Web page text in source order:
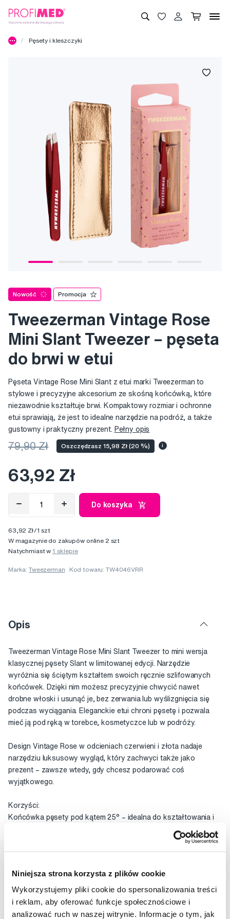
Niniejsza strona korzysta z plików cookie
Wykorzystujemy pliki cookie do spersonalizowania treści
i reklam, aby oferować funkcje społecznościowe i
analizować ruch w naszej witrynie. Informacje o tym, jak
Pęsety i kleszczyki
Nowość Promocja
Tweezerman Vintage Rose
Mini Slant Tweezer – pęseta
do brwi w etui
Pęseta Vintage Rose Mini Slant z etui marki Tweezerman to
stylowe i precyzyjne akcesorium ze skośną końcówką, które
niezawodnie kształtuje brwi. Kompaktowy rozmiar i ochronne
etui sprawiają, że jest to idealne narzędzie na podróż, a także
gustowny i praktyczny prezent. Pełny opis
79,90 Zł Oszczędzasz 15,98 Zł (20 %) i
63,92 Zł
Do koszyka
63,92 Zł/1 szt
W magazynie do zakupów online 2 szt
Natychmiast w1 sklepie
Marka:Tweezerman Kod towaru: TW4046VRR
Opis
Tweezerman Vintage Rose Mini Slant Tweezer to mini wersja
klasycznej pęsety Slant w limitowanej edycji. Narzędzie
wyróżnia się ściętym kształtem swoich ręcznie szlifowanych
końcówek. Dzięki nim możesz precyzyjnie chwycić nawet
drobne włoski i usunąć je, bez zerwania lub wyślizgnięcia się
podczas wyciągania. Eleganckie etui chroni pęsetę i pozwala
mieć ją pod ręką w torebce, kosmetyczce lub w podróży.
Design Vintage Rose w odcieniach czerwieni i złota nadaje
narzędziu luksusowy wygląd, który zachwyci także jako
prezent – zawsze wtedy, gdy chcesz podarować coś
wyjątkowego.
Korzyści:
Końcówka pęsety pod kątem 25° – idealna do kształtowania i
Ręcznie ostrzone i wyprofilowane końcówki – pewne i
precyzyjne chwycenie włoska bez jego przerwania.
czyszczenie odpornych końcówek ze stali nierdzewnej.
Praktyczne etui ochronne – bezpieczne przechowywanie,
idealne także w podróży.
Wymiary podróżne – mini rozmiar, łatwo mieści się w torebce lub